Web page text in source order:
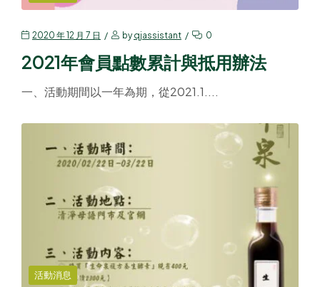
2020 年 12 月 7 日 byqjassistant 0
2021年會員點數累計與抵用辦法
一、活動期間以一年為期，從2021.1....
活動消息